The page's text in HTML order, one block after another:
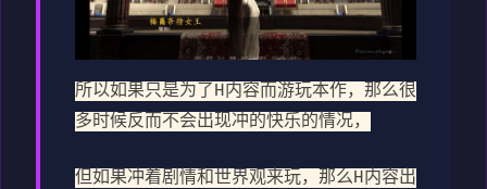
所以如果只是为了H内容而游玩本作，那么很
多时候反而不会出现冲的快乐的情况，
但如果冲着剧情和世界观来玩，那么H内容出